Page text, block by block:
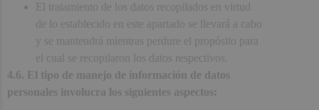
El tratamiento de los datos recopilados en virtud
de lo establecido en este apartado se llevará a cabo
y se mantendrá mientras perdure el propósito para
el cual se recopilaron los datos respectivos.
4.6. El tipo de manejo de información de datos
personales involucra los siguientes aspectos: